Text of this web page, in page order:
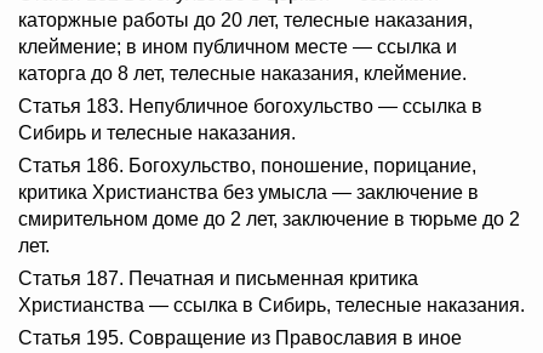
каторжные работы до 20 лет, телесные наказания,
клеймение; в ином публичном месте — ссылка и
каторга до 8 лет, телесные наказания, клеймение.
Статья 183. Непубличное богохульство — ссылка в
Сибирь и телесные наказания.
Статья 186. Богохульство, поношение, порицание,
критика Христианства без умысла — заключение в
смирительном доме до 2 лет, заключение в тюрьме до 2
лет.
Статья 187. Печатная и письменная критика
Христианства — ссылка в Сибирь, телесные наказания.
Статья 195. Совращение из Православия в иное